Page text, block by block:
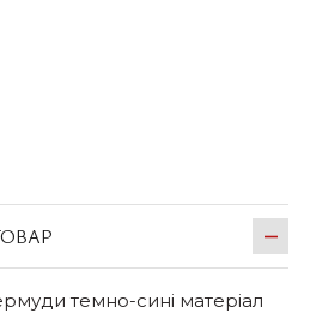
темно-сині матеріал